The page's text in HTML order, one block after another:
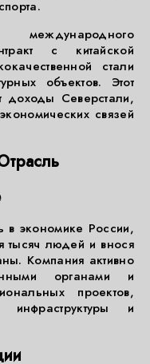
с китайской
стали
объектов. Этот
доходы Северстали,
связей
в экономике России,
тысяч людей и внося
Компания активно
органами и
проектов,
и